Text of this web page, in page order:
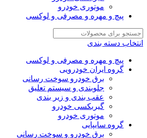
موتوری خودرو
پیچ و مهره و مصرفی و لوکسی
انتخاب دسته بندی
پیچ و مهره و مصرفی و لوکسی
گروه ایران خودرویی
برق خودرو سوخت رسانی
جلوبندی و سیستم تعلیق
عقب بندی و زیر بندی
گیربکسی خودرو
موتوری خودرو
گروه سایپایی
برق خودرو و سوخت رسانی